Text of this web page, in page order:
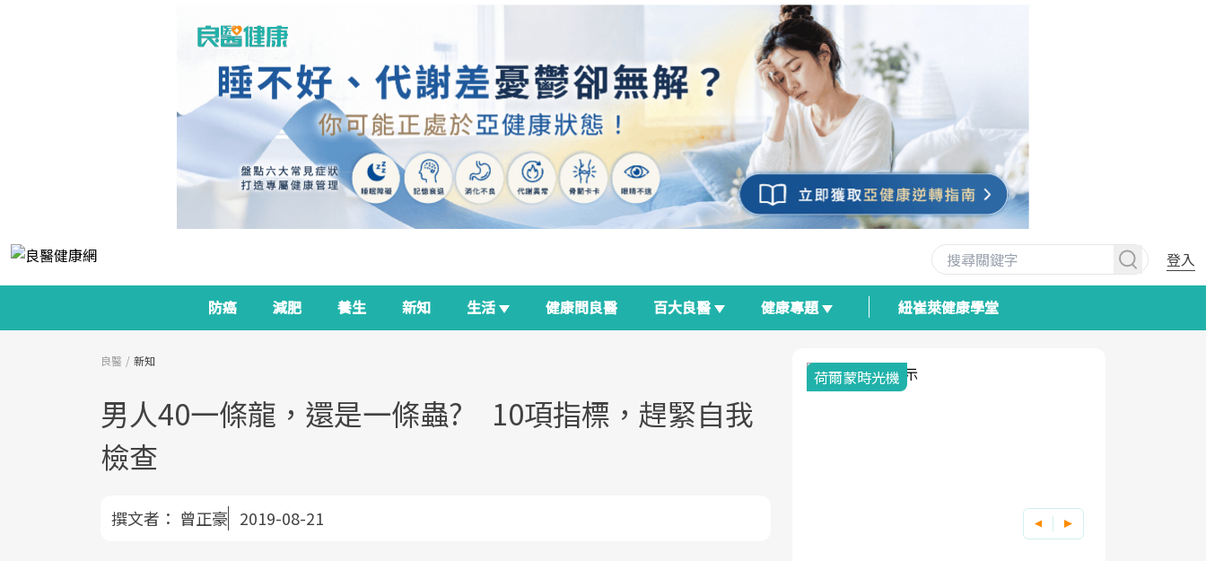
登入
防癌 減肥 養生 新知 生活 健康問良醫 百大良醫 健康專題 紐崔萊健康學堂
良醫 新知
男人40一條龍，還是一條蟲? 10項指標，趕緊自我
檢查
撰文者： 曾正豪 2019-08-21
荷爾蒙時光機